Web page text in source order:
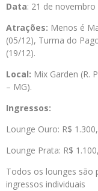
Data: 21 de
Atrações: Menos é
(05/12), Turma do
(19/12).
Local: Mix Garden (R.
– MG).
Ingressos:
Lounge Ouro: R$
Lounge Prata: R$
Todos os lounges são
ingressos individuais